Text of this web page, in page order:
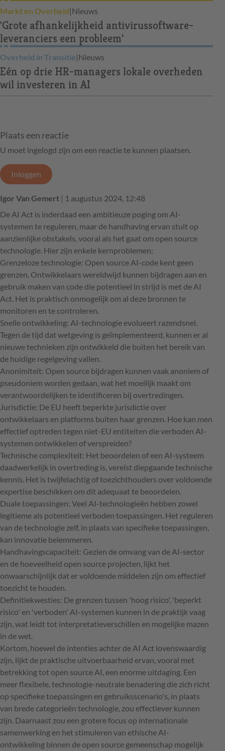
Markt en Overheid|Nieuws
'Grote afhankelijkheid antivirussoftware-
leveranciers een probleem'
Overheid in Transitie|Nieuws
Eén op drie HR-managers lokale overheden
wil investeren in AI
Plaats een reactie
U moet ingelogd zijn om een reactie te kunnen plaatsen.
Inloggen
Igor Van Gemert | 1 augustus 2024, 12:48
De AI Act is inderdaad een ambitieuze poging om AI-
systemen te reguleren, maar de handhaving ervan stuit op
aanzienlijke obstakels, vooral als het gaat om open source
technologie. Hier zijn enkele kernproblemen:
Grenzeloze technologie: Open source AI-code kent geen
grenzen. Ontwikkelaars wereldwijd kunnen bijdragen aan en
gebruik maken van code die potentieel in strijd is met de AI
Act. Het is praktisch onmogelijk om al deze bronnen te
monitoren en te controleren.
Snelle ontwikkeling: AI-technologie evolueert razendsnel.
Tegen de tijd dat wetgeving is geïmplementeerd, kunnen er al
nieuwe technieken zijn ontwikkeld die buiten het bereik van
de huidige regelgeving vallen.
Anonimiteit: Open source bijdragen kunnen vaak anoniem of
pseudoniem worden gedaan, wat het moeilijk maakt om
verantwoordelijken te identificeren bij overtredingen.
Jurisdictie: De EU heeft beperkte jurisdictie over
ontwikkelaars en platforms buiten haar grenzen. Hoe kan men
effectief optreden tegen niet-EU entiteiten die verboden AI-
systemen ontwikkelen of verspreiden?
Technische complexiteit: Het beoordelen of een AI-systeem
daadwerkelijk in overtreding is, vereist diepgaande technische
kennis. Het is twijfelachtig of toezichthouders over voldoende
expertise beschikken om dit adequaat te beoordelen.
Duale toepassingen: Veel AI-technologieën hebben zowel
legitieme als potentieel verboden toepassingen. Het reguleren
van de technologie zelf, in plaats van specifieke toepassingen,
kan innovatie belemmeren.
Handhavingscapaciteit: Gezien de omvang van de AI-sector
en de hoeveelheid open source projecten, lijkt het
onwaarschijnlijk dat er voldoende middelen zijn om effectief
toezicht te houden.
Definitiekwesties: De grenzen tussen 'hoog risico', 'beperkt
risico' en 'verboden' AI-systemen kunnen in de praktijk vaag
zijn, wat leidt tot interpretatieverschillen en mogelijke mazen
in de wet.
Kortom, hoewel de intenties achter de AI Act lovenswaardig
zijn, lijkt de praktische uitvoerbaarheid ervan, vooral met
betrekking tot open source AI, een enorme uitdaging. Een
meer flexibele, technologie-neutrale benadering die zich richt
op specifieke toepassingen en gebruiksscenario's, in plaats
van brede categorieën technologie, zou effectiever kunnen
zijn. Daarnaast zou een grotere focus op internationale
samenwerking en het stimuleren van ethische AI-
ontwikkeling binnen de open source gemeenschap mogelijk